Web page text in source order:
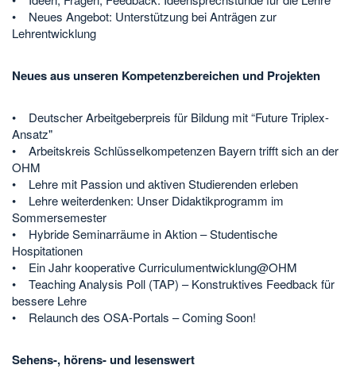
• Neues Angebot: Unterstützung bei Anträgen zur
Lehrentwicklung
Neues aus unseren Kompetenzbereichen und Projekten
• Deutscher Arbeitgeberpreis für Bildung mit “Future Triplex-
Ansatz"
• Arbeitskreis Schlüsselkompetenzen Bayern trifft sich an der
OHM
• Lehre mit Passion und aktiven Studierenden erleben
• Lehre weiterdenken: Unser Didaktikprogramm im
Sommersemester
• Hybride Seminarräume in Aktion – Studentische
Hospitationen
• Ein Jahr kooperative Curriculumentwicklung@OHM
• Teaching Analysis Poll (TAP) – Konstruktives Feedback für
bessere Lehre
• Relaunch des OSA-Portals – Coming Soon!
Sehens-, hörens- und lesenswert